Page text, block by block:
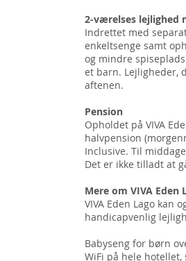
2-værelses lejlighed
Indrettet med
enkeltsenge samt
og mindre
et barn. Lejligheder,
aftenen.
Pension
Opholdet på VIVA
halvpension
Inclusive. Til
Det er ikke tilladt at
Mere om VIVA Eden
VIVA Eden Lago kan
handicapvenlig
Babyseng for børn
WiFi på hele